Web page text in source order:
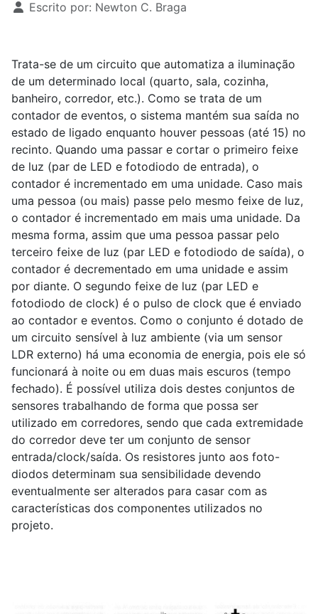
Escrito por: Newton C. Braga
Trata-se de um circuito que automatiza a iluminação
de um determinado local (quarto, sala, cozinha,
banheiro, corredor, etc.). Como se trata de um
contador de eventos, o sistema mantém sua saída no
estado de ligado enquanto houver pessoas (até 15) no
recinto. Quando uma passar e cortar o primeiro feixe
de luz (par de LED e fotodiodo de entrada), o
contador é incrementado em uma unidade. Caso mais
uma pessoa (ou mais) passe pelo mesmo feixe de luz,
o contador é incrementado em mais uma unidade. Da
mesma forma, assim que uma pessoa passar pelo
terceiro feixe de luz (par LED e fotodiodo de saída), o
contador é decrementado em uma unidade e assim
por diante. O segundo feixe de luz (par LED e
fotodiodo de clock) é o pulso de clock que é enviado
ao contador e eventos. Como o conjunto é dotado de
um circuito sensível à luz ambiente (via um sensor
LDR externo) há uma economia de energia, pois ele só
funcionará à noite ou em duas mais escuros (tempo
fechado). É possível utiliza dois destes conjuntos de
sensores trabalhando de forma que possa ser
utilizado em corredores, sendo que cada extremidade
do corredor deve ter um conjunto de sensor
entrada/clock/saída. Os resistores junto aos foto-
diodos determinam sua sensibilidade devendo
eventualmente ser alterados para casar com as
características dos componentes utilizados no
projeto.